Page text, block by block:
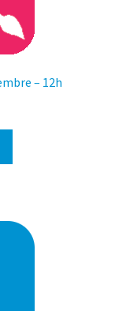
– 12h
Les